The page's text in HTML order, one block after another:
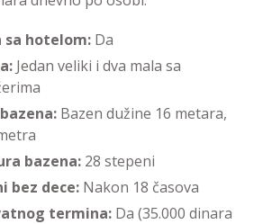
sa hotelom: Da
Jedan veliki i dva mala sa
Bazen dužine 16 metara,
bazena: 28 stepeni
bez dece: Nakon 18 časova
termina: Da (35.000 dinara